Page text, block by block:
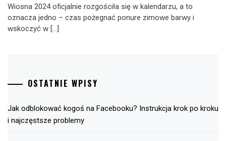
Wiosna 2024 oficjalnie rozgościła się w kalendarzu, a to
oznacza jedno – czas pożegnać ponure zimowe barwy i
wskoczyć w […]
OSTATNIE WPISY
Jak odblokować kogoś na Facebooku? Instrukcja krok po kroku
i najczęstsze problemy